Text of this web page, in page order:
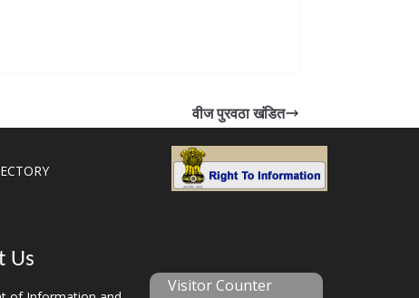
वीज पुरवठा खंडित
Us
Visitor Counter